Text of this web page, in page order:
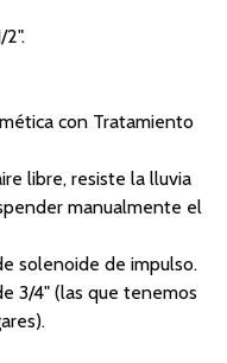
con Tratamiento
libre, resiste la lluvia
manualmente el
solenoide de impulso.
3/4" (las que tenemos